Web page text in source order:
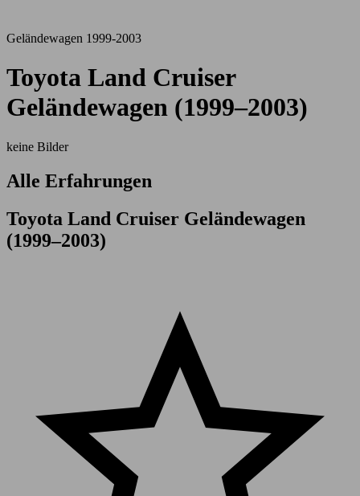
Geländewagen 1999-2003
Toyota Land Cruiser
Geländewagen (1999–2003)
keine Bilder
Alle Erfahrungen
Toyota Land Cruiser Geländewagen
(1999–2003)